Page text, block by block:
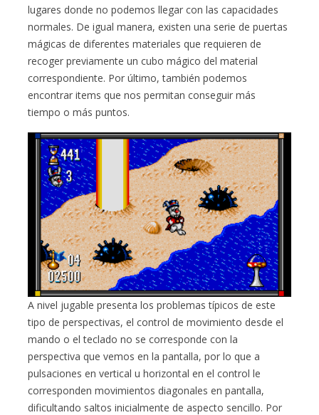
lugares donde no podemos llegar con las capacidades
normales. De igual manera, existen una serie de puertas
mágicas de diferentes materiales que requieren de
recoger previamente un cubo mágico del material
correspondiente. Por último, también podemos
encontrar items que nos permitan conseguir más
tiempo o más puntos.
A nivel jugable presenta los problemas típicos de este
tipo de perspectivas, el control de movimiento desde el
mando o el teclado no se corresponde con la
perspectiva que vemos en la pantalla, por lo que a
pulsaciones en vertical u horizontal en el control le
corresponden movimientos diagonales en pantalla,
dificultando saltos inicialmente de aspecto sencillo. Por